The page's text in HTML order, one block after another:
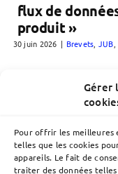
Gérer
Pour offrir les meilleures
telles que les cookies
appareils. Le fait de
traiter des données
flux de
produit »
30 juin 2026 | Brevets JUB